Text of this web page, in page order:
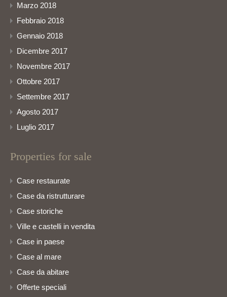
Marzo 2018
Febbraio 2018
Gennaio 2018
Dicembre 2017
Novembre 2017
Ottobre 2017
Settembre 2017
Agosto 2017
Luglio 2017
Properties for sale
Case restaurate
Case da ristrutturare
Case storiche
Ville e castelli in vendita
Case in paese
Case al mare
Case da abitare
Offerte speciali